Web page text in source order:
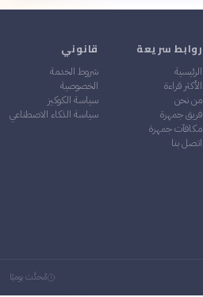
روابط سريعة
الرئيسية
الأكثر قراءة
من نحن
فريق جمهرة
مكافآت جمهرة
اتصل بنا
قانوني
شروط الخدمة
الخصوصية
سياسة الكوكيز
سياسة الذكاء الاصطناعي
مُحدَّث يوميًا